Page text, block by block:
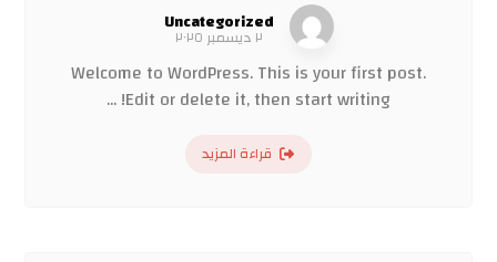
Uncategorized
٢ ديسمبر ٢٠٢٥
Welcome to WordPress. This is your first post.
Edit or delete it, then start writing! ...
قراءة المزيد